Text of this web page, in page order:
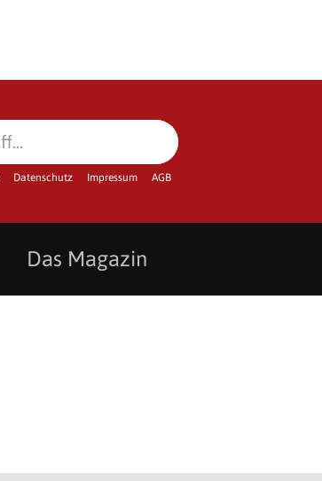
Datenschutz Impressum AGB
Das Magazin